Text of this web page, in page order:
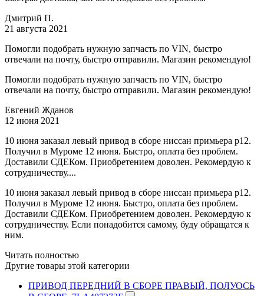
Дмитрий П.
21 августа 2021
Помогли подобрать нужную запчасть по VIN, быстро
отвечали на почту, быстро отправили. Магазин рекомендую!
Помогли подобрать нужную запчасть по VIN, быстро
отвечали на почту, быстро отправили. Магазин рекомендую!
Евгений Жданов
12 июня 2021
10 июня заказал левый привод в сборе ниссан примьера р12.
Получил в Муроме 12 июня. Быстро, оплата без проблем.
Доставили СДЕКом. Приобретением доволен. Рекомердую к
сотрудничеству....
10 июня заказал левый привод в сборе ниссан примьера р12.
Получил в Муроме 12 июня. Быстро, оплата без проблем.
Доставили СДЕКом. Приобретением доволен. Рекомердую к
сотрудничеству. Если понадобится самому, буду обращатся к
ним.
Читать полностью
Другие товары этой категории
ПРИВОД ПЕРЕДНИЙ В СБОРЕ ПРАВЫЙ, ПОЛУОСЬ